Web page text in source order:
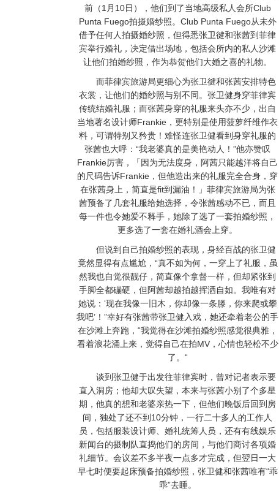
前（1月10日），他们到了当地高级私人会所Club
Punta Fuego拍摄婚纱照。Club Punta Fuego从未外
借予任何人拍摄婚纱照，但得悉张卫徤和张茜到菲律
宾举行婚礼，决定借出场地，包括会所内的私人沙滩
让他们拍婚纱照，作为恭贺他们大婚之喜的礼物。
而菲律宾旅游局更细心为张卫徤和张茜安排特色
衣裳，让他们的婚纱照与别不同。张卫健身穿菲律宾
传统结婚礼服；而张茜身穿的礼服来头亦不少，出自
当地著名设计师Frankie，更特别是使用菠萝纤维作衣
料，可谓特别又矜贵！难怪连张卫健看到身穿礼服的
张茜也大呼：“我老婆真的是美艳动人！”他亦赞叹
Frankie厉害，「因为无法度身，阿茜只能越洋将自己
的尺码告诉Frankie，但他造出来的礼服完全合身，穿
在张茜身上，简直是fit到漏油！」菲律宾旅游局为张
茜预备了几套礼服给她选择，令张茜感动不已，而且
每一件也令她爱不释手，她除了选了一套拍婚纱照，
更多选了一套在婚礼酒会上穿。
但说到自己拍婚纱照的表现，身经百战的张卫健
竟然显得有点尴尬，“真不如为何，一穿上了礼服，虽
然我也自觉很靓仔，简直像个拿督一样，但却紧张到
手脚全都磞硬，但阿茜却越拍越挥洒自如。我唯有对
她说：‘现在我像一旧木，你却像一条滕，你来爬或攀
我吧’！”幸好有张茜带张卫健入戏，她还牵着老公的手
在沙滩上奔跑，“我觉得在沙滩拍婚纱照感觉很典雅，
看着浪花涌上来，觉得自己在拍MV，心情也轻松不少
了。“
谈到张卫健于出发往菲律宾时，曾对记者表示要
直入洞房；他却大叹失望，本来与张茜小别了个多星
期，他真的想和老婆亲热一下，但他们晚饭后回到房
间，独处了还不到10分钟，一行二十多人的工作人
员，包括服装设计师、婚礼统筹人员，还有有线娱乐
新闻台的摄制队直捣他们的房间，与他们商讨各项婚
礼细节。会议差不多半夜一点多才完成，但翌日一大
早七时便要起床预备拍婚纱照，张卫健和张茜唯有“乖
乖”去睡。